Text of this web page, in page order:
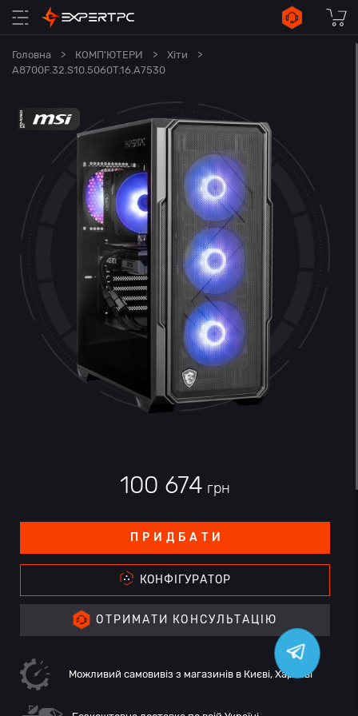
Головна > КОМП'ЮТЕРИ > Хіти
>
A8700F.32.S10.5060T.16.A7530
100 674 грн
ПРИДБАТИ
КОНФІГУРАТОР
ОТРИМАТИ КОНСУЛЬТАЦІЮ
Можливий самовивіз з магазинів в Києві, Харкові